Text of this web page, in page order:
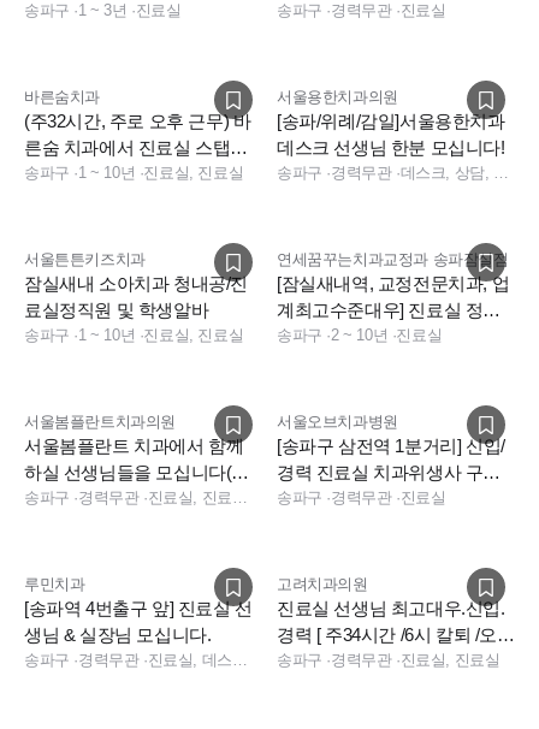
합니다! (1-3년차)
송파구 ·1 ~ 3년 ·진료실 송파구 ·경력무관·진료실
바른숨치과
(주32시간, 주로 오후 근무) 바
른숨 치과에서 진료실 스탭을
모집합니다.
송파구 ·1 ~ 10년 ·진료실, 진료실
서울용한치과의원
[송파/위례/감일]서울용한치과
데스크 선생님 한분 모십니다!
송파구 ·경력무관· 데스크, 상담, 데스크, 상담, 데스크, 상담, 전화응대(CS)
서울튼튼키즈치과
잠실새내 소아치과 청내공/진
료실정직원 및 학생알바
송파구 ·1 ~ 10년 ·진료실, 진료실
연세꿈꾸는치과교정과 송파잠실점
[잠실새내역, 교정전문치과, 업
계최고수준대우] 진료실 정규
직 선생님 모십니다
송파구 ·2 ~ 10년 ·진료실
서울봄플란트치과의원
서울봄플란트 치과에서 함께
하실 선생님들을 모십니다(진
료실 증원)
송파구 ·경력무관· 진료실, 진료팀장
서울오브치과병원
[송파구 삼전역 1분거리] 신입/
경력 진료실 치과위생사 구인
월세지원/인센티브
송파구 ·경력무관·진료실
루민치과
[송파역 4번출구 앞] 진료실 선
생님 & 실장님 모십니다.
송파구 ·경력무관· 진료실, 데스크, 실장, 진료실, 데스크
고려치과의원
진료실 선생님 최고대우.신입.
경력 [ 주34시간 /6시 칼퇴 /오버
타임없음]
송파구 ·경력무관·진료실, 진료실